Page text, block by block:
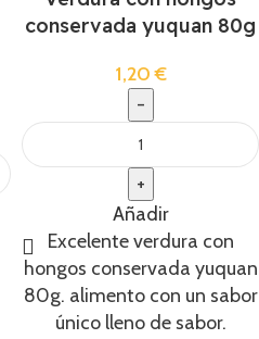
conservada yuquan 80g
1,20€
Añadir
Excelente verdura con
hongos conservada yuquan
80g. alimento con un sabor
único lleno de sabor.